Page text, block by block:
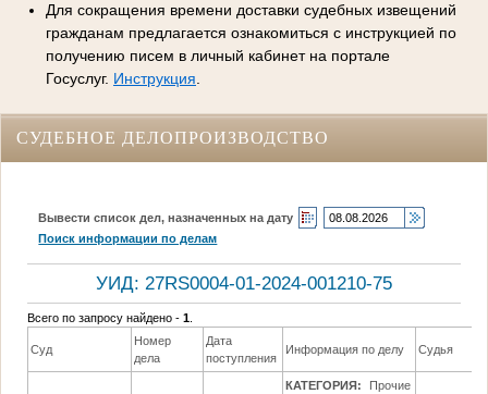
Для сокращения времени доставки судебных извещений
гражданам предлагается ознакомиться с инструкцией по
получению писем в личный кабинет на портале
Госуслуг. Инструкция
СУДЕБНОЕ ДЕЛОПРОИЗВОДСТВО
Вывести список дел, назначенных на дату
Поиск информации по делам
УИД: 27RS0004-01-2024-001210-75
Всего по запросу найдено -1
Суд
Номер
дела
Дата
поступления
Информация по делу Судья
КАТЕГОРИЯ:
Прочие